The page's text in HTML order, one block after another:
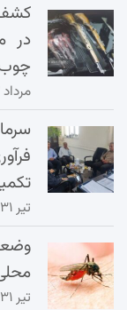
در
مرداد ۳, ۱۴۰۵
تیر ۳۱, ۱۴۰۵
تیر ۳۱, ۱۴۰۵